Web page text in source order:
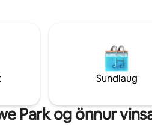
í
Mjög
og
Sundlaug
Park og önnur